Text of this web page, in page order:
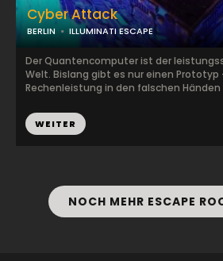
Cyber Attack
BERLIN ILLUMINATI ESCAPE
Der Quantencomputer ist der
Welt. Bislang gibt es nur einen Prototyp
Rechenleistung in den falschen Händen
WEITER
NOCH MEHR ESCAPE